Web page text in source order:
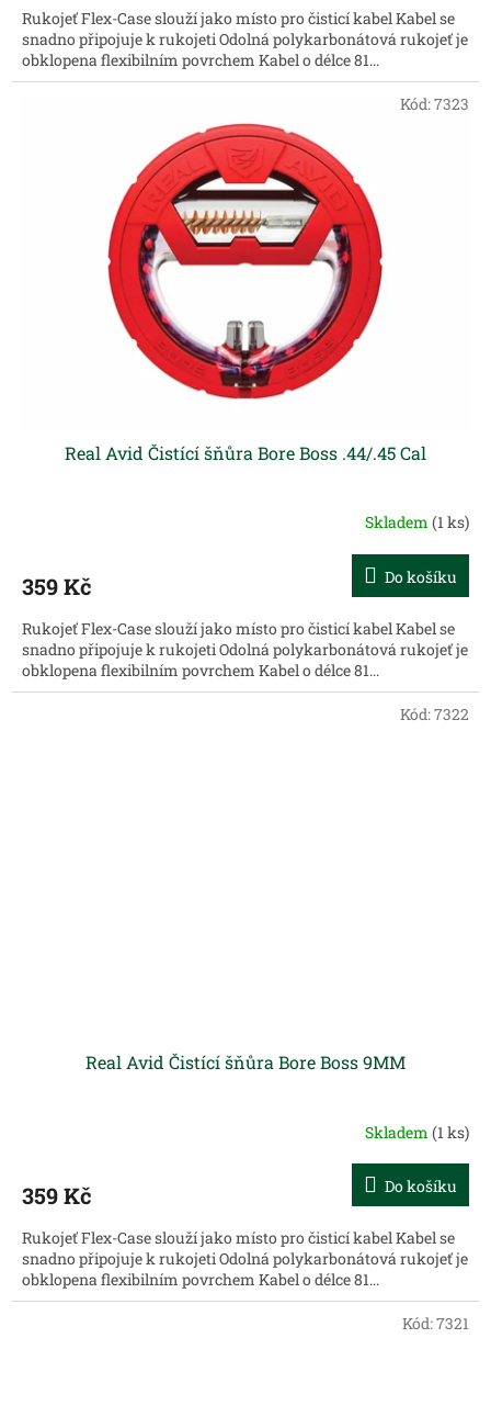
Rukojeť Flex-Case slouží jako místo pro čisticí kabel Kabel se
snadno připojuje k rukojeti Odolná polykarbonátová rukojeť je
obklopena flexibilním povrchem Kabel o délce 81...
Real Avid Čistící šňůra Bore Boss .44/.45 Cal
Skladem (1 ks)
359 Kč Do košíku
Rukojeť Flex-Case slouží jako místo pro čisticí kabel Kabel se
snadno připojuje k rukojeti Odolná polykarbonátová rukojeť je
obklopena flexibilním povrchem Kabel o délce 81...
Kód:7323
Real Avid Čistící šňůra Bore Boss 9MM
Skladem (1 ks)
359 Kč Do košíku
Rukojeť Flex-Case slouží jako místo pro čisticí kabel Kabel se
snadno připojuje k rukojeti Odolná polykarbonátová rukojeť je
obklopena flexibilním povrchem Kabel o délce 81...
Kód:7322
Kód:7321